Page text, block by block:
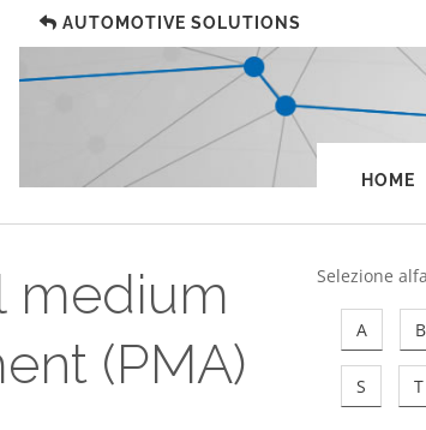
AUTOMOTIVE SOLUTIONS
HOME
medium
(PMA)
Selezione
A B
S T